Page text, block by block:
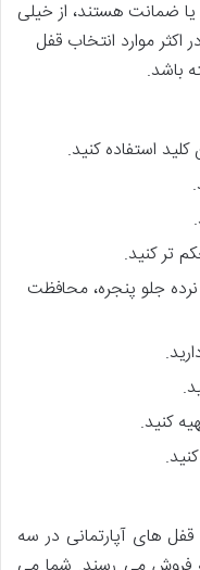
یا ضمانت هستند، از خیلی
موارد انتخاب قفل
باشد.
استفاده کنید.
‌تر کنید.
جلو پنجره، محافظت
کنید.
قفل های آپارتمانی در سه